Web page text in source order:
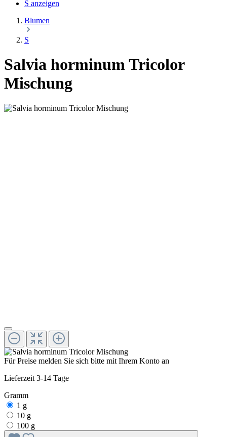
S anzeigen
Blumen
S
Salvia horminum Tricolor
Mischung
Für Preise melden Sie sich bitte mit Ihrem Konto an
Lieferzeit 3-14 Tage
Gramm
1 g
10 g
100 g